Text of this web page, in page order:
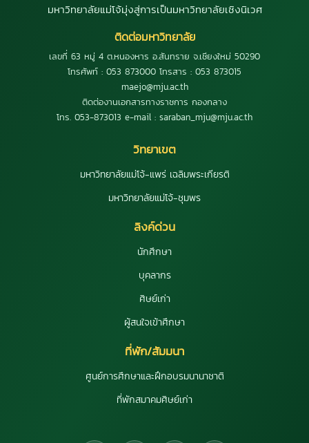
มหาวิทยาลัยแม่โจ้มุ่งสู่การเป็นมหาวิทยาลัยเชิงนิเวศ
ติดต่อมหาวิทยาลัย
เลขที่ 63 หมู่ 4 ต.หนองหาร อ.สันทราย จ.เชียงใหม่ 50290
โทรศัพท์ : 053 873000 โทรสาร : 053 873015
maejo@mju.ac.th
ติดต่องานเอกสารทางราชการ กองกลาง
โทร. 053-873013 e-mail : saraban_mju@mju.ac.th
วิทยาเขต
มหาวิทยาลัยแม่โจ้-แพร่ เฉลิมพระเกียรติ
มหาวิทยาลัยแม่โจ้-ชุมพร
ลิงค์ด่วน
นักศึกษา
บุคลากร
ศิษย์เก่า
ผู้สนใจเข้าศึกษา
ที่พัก/สัมมนา
ศูนย์การศึกษาและฝึกอบรมนานาชาติ
ที่พักสมาคมศิษย์เก่า